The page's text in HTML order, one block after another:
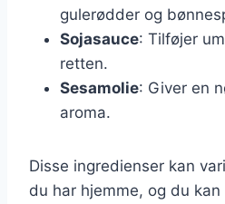
gulerødder og
Sojasauce: Tilføjer
retten.
Sesamolie: Giver en
aroma.
Disse ingredienser kan
du har hjemme, og du